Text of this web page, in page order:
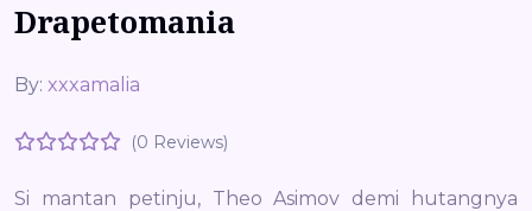
Drapetomania
By: xxxamalia
(0 Reviews)
Si mantan petinju, Theo Asimov demi hutangnya